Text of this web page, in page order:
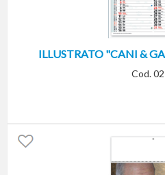
ILLUSTRATO "CANI &
Cod.